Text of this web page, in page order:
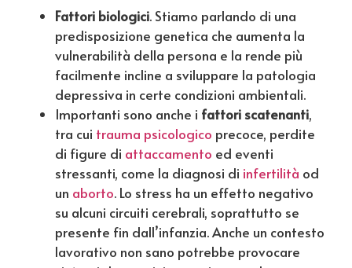
Fattori biologici. Stiamo parlando di una
predisposizione genetica che aumenta la
vulnerabilità della persona e la rende più
facilmente incline a sviluppare la patologia
depressiva in certe condizioni ambientali.
Importanti sono anche i fattori scatenanti,
tra cui trauma psicologico precoce, perdite
di figure di attaccamento ed eventi
stressanti, come la diagnosi di infertilità od
un aborto. Lo stress ha un effetto negativo
su alcuni circuiti cerebrali, soprattutto se
presente fin dall’infanzia. Anche un contesto
lavorativo non sano potrebbe provocare